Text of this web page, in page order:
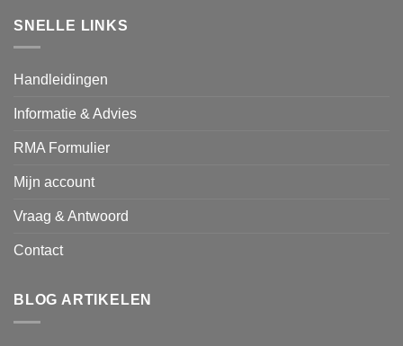
SNELLE LINKS
Handleidingen
Informatie & Advies
RMA Formulier
Mijn account
Vraag & Antwoord
Contact
BLOG ARTIKELEN